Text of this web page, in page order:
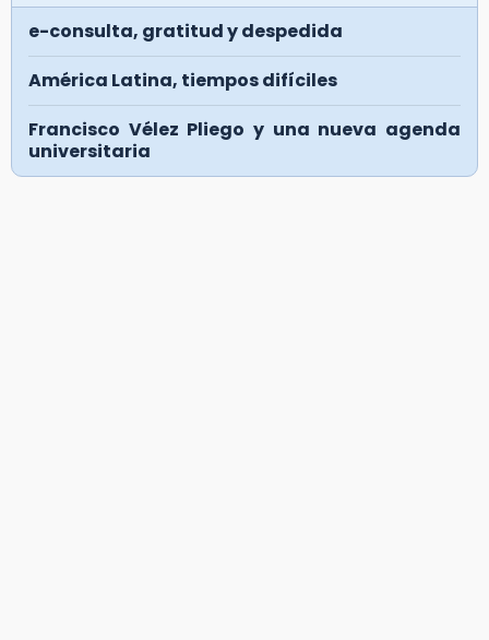
e-consulta, gratitud y despedida
América Latina, tiempos difíciles
Francisco Vélez Pliego y una nueva agenda
universitaria